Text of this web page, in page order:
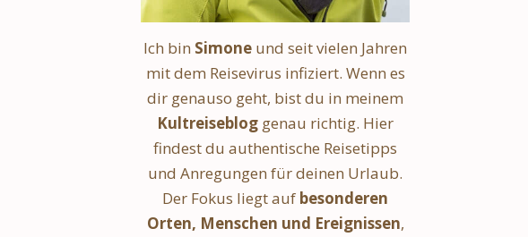
Ich bin Simone und seit vielen Jahren
mit dem Reisevirus infiziert. Wenn es
dir genauso geht, bist du in meinem
Kultreiseblog genau richtig. Hier
findest du authentische Reisetipps
und Anregungen für deinen Urlaub.
Der Fokus liegt auf besonderen
Orten, Menschen und Ereignissen,